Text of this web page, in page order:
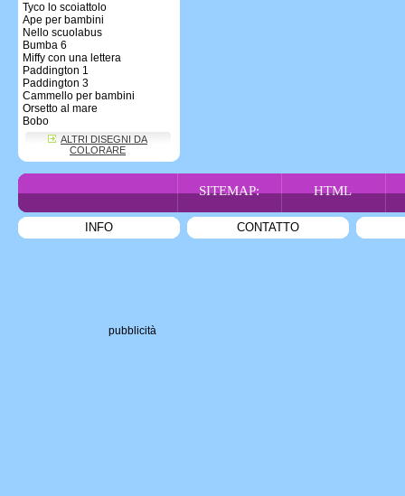
Tyco lo scoiattolo
Ape per bambini
Nello scuolabus
Bumba 6
Miffy con una lettera
Paddington 1
Paddington 3
Cammello per bambini
Orsetto al mare
Bobo
ALTRI DISEGNI DA
COLORARE
SITEMAP: HTML
INFO CONTATTO
pubblicità